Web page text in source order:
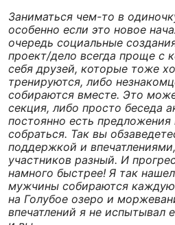
Заниматься чем-то в
особенно если это новое
очередь социальные
проект/дело всегда проще с
себя друзей, которые тоже
тренируются, либо
собираются вместе. Это
секция, либо просто беседа
постоянно есть предложения
собраться. Так вы
поддержкой и
участников разный. И
намного быстрее! Я так
мужчины собираются каждую
на Голубое озеро и
впечатлений я не испытывал